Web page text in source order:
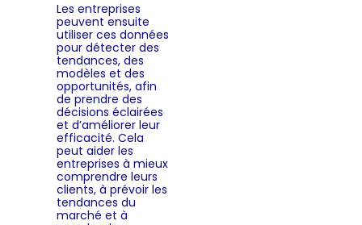
Les entreprises
peuvent ensuite
utiliser ces données
pour détecter des
tendances, des
modèles et des
opportunités, afin
de prendre des
décisions éclairées
et d’améliorer leur
efficacité. Cela
peut aider les
entreprises à mieux
comprendre leurs
clients, à prévoir les
tendances du
marché et à